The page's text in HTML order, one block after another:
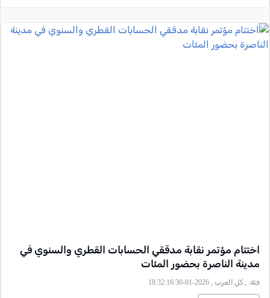
اختتام مؤتمر نقابة مدققي الحسابات القطري والسنوي في
مدينة الناصرة بحضور المئات
فئة: , كل العرب , 2026-01-30 18:32:16